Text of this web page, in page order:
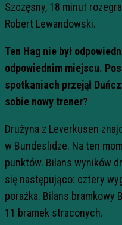
Szczęsny, 18 minut
Robert Lewandowski.
Ten Hag nie był
odpowiednim miejscu.
spotkaniach przejął
sobie nowy trener?
Drużyna z Leverkusen
w Bundeslidze. Na ten
punktów. Bilans wyników
się następująco: cztery
porażka. Bilans bramkowy
11 bramek straconych.